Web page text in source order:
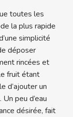
toutes les
la plus rapide
simplicité
déposer
rincées et
fruit étant
d’ajouter un
peu d’eau
désirée, fait